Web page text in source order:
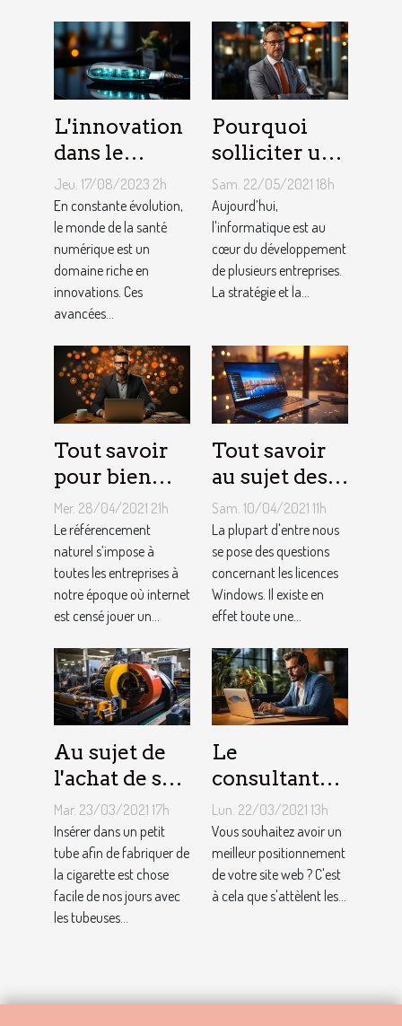
L'innovation
dans le
domaine de
la santé
numérique
Jeu. 17/08/2023 2h
En constante évolution,
le monde de la santé
numérique est un
domaine riche en
innovations. Ces
avancées...
Pourquoi
solliciter un
service
informatique
pour PME ?
Sam. 22/05/2021 18h
Aujourd’hui,
l'informatique est au
cœur du développement
de plusieurs entreprises.
La stratégie et la...
Tout savoir
pour bien
choisir un
consultant
SEO
Mer. 28/04/2021 21h
Le référencement
naturel s’impose à
toutes les entreprises à
notre époque où internet
est censé jouer un...
Tout savoir
au sujet des
licences
Windows !
Sam. 10/04/2021 11h
La plupart d'entre nous
se pose des questions
concernant les licences
Windows. Il existe en
effet toute une...
Au sujet de
l'achat de sa
propre
machine à
tuber : où
s’en procurer
et pourquoi ?
Mar. 23/03/2021 17h
Insérer dans un petit
tube afin de fabriquer de
la cigarette est chose
facile de nos jours avec
les tubeuses...
Le
consultant
SEO : que
faut-il savoir
?
Lun. 22/03/2021 13h
Vous souhaitez avoir un
meilleur positionnement
de votre site web ? C'est
à cela que s'attèlent les...